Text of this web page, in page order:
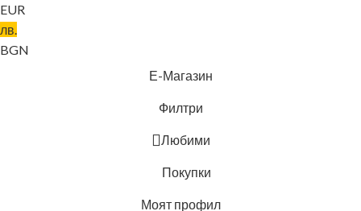
EUR
лв.
BGN
Е-Магазин
Филтри
Любими
Покупки
Моят профил